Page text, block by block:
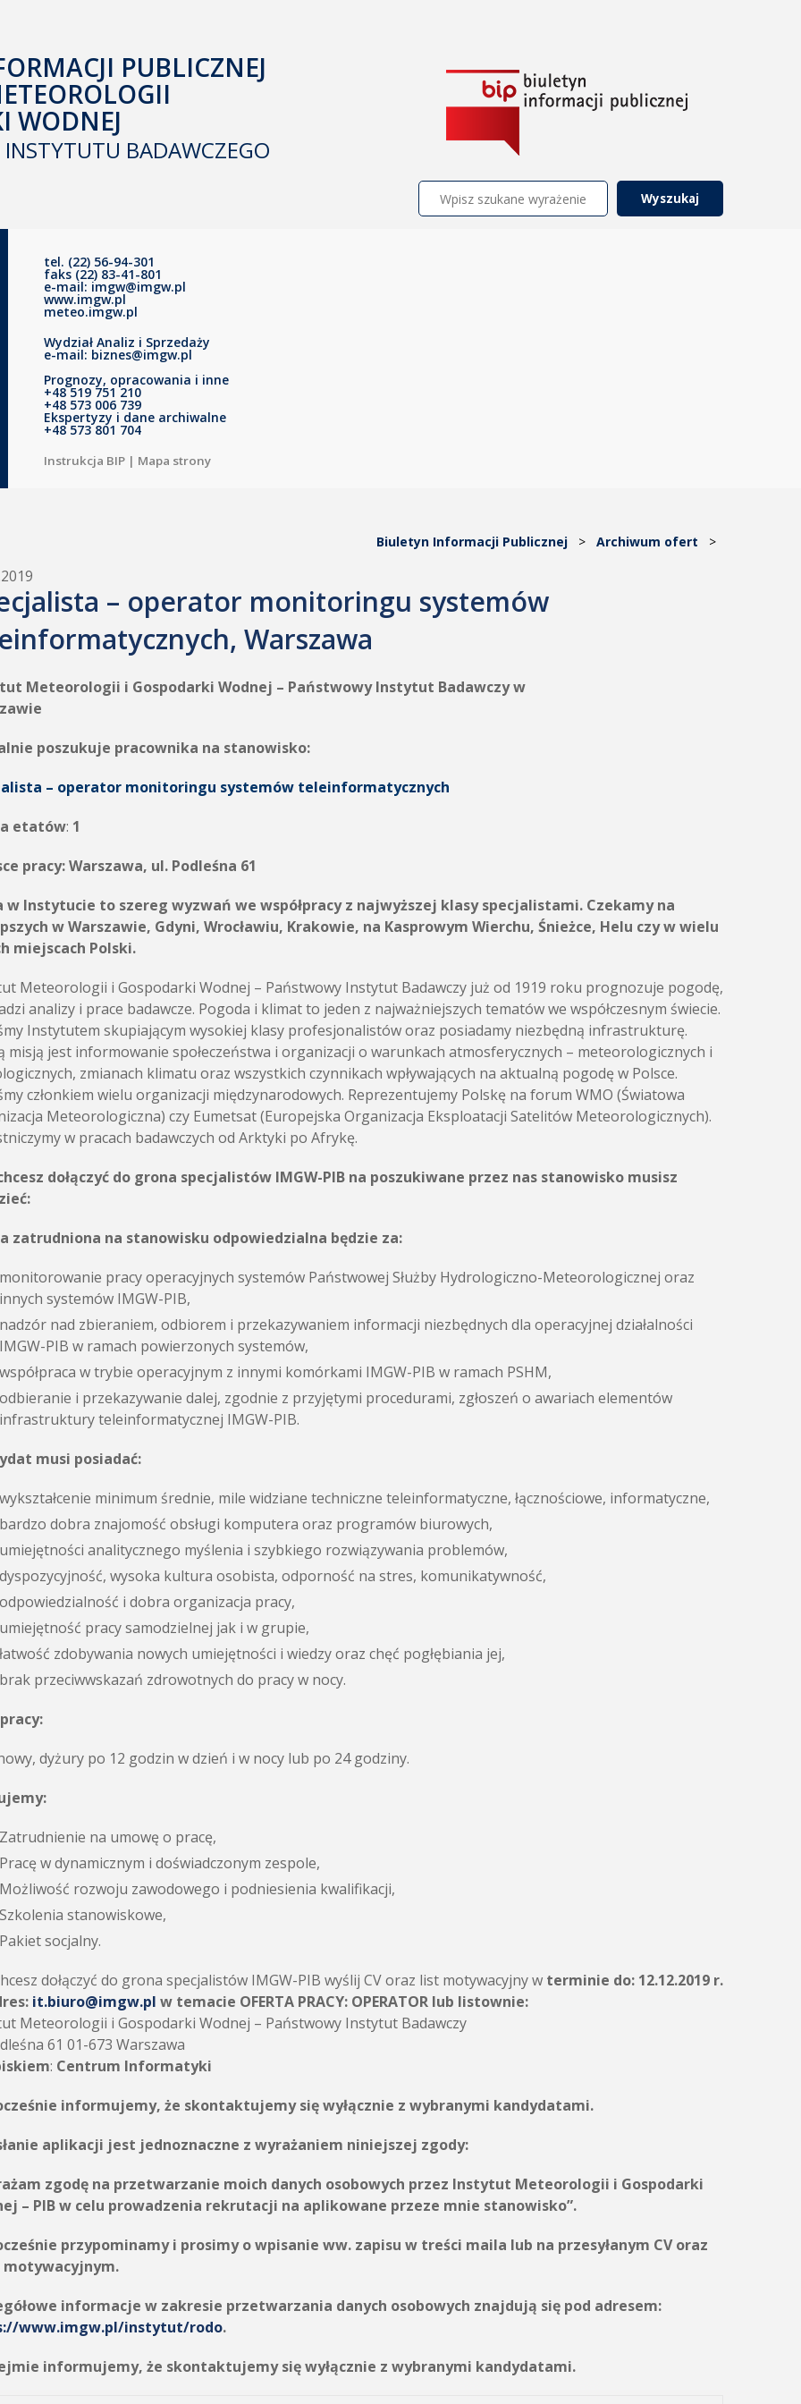
PUBLICZNEJ
WODNEJ
BADAWCZEGO
Szukaj:
tel. (22) 56-94-301
faks (22) 83-41-801
e-mail: imgw@imgw.pl
www.imgw.pl
meteo.imgw.pl
Wydział Analiz i Sprzedaży
e-mail: biznes@imgw.pl
Prognozy, opracowania i inne
+48 519 751 210
+48 573 006 739
Ekspertyzy i dane archiwalne
+48 573 801 704
Instrukcja BIP | Mapa strony
Biuletyn Informacji Publicznej > Archiwum ofert >
– operator monitoringu systemów
Warszawa
Meteorologii i Gospodarki Wodnej – Państwowy Instytut Badawczy w
poszukuje pracownika na stanowisko:
– operator monitoringu systemów teleinformatycznych
etatów: 1
pracy:Warszawa, ul. Podleśna 61
w Instytucie to szereg wyzwań we współpracy z najwyższej klasy specjalistami. Czekamy na
w Warszawie, Gdyni, Wrocławiu, Krakowie, na Kasprowym Wierchu, Śnieżce, Helu czy w wielu
miejscach Polski.
Meteorologii i Gospodarki Wodnej – Państwowy Instytut Badawczy już od 1919 roku prognozuje pogodę,
analizy i prace badawcze. Pogoda i klimat to jeden z najważniejszych tematów we współczesnym świecie.
Instytutem skupiającym wysokiej klasy profesjonalistów oraz posiadamy niezbędną infrastrukturę.
misją jest informowanie społeczeństwa i organizacji o warunkach atmosferycznych – meteorologicznych i
zmianach klimatu oraz wszystkich czynnikach wpływających na aktualną pogodę w Polsce.
członkiem wielu organizacji międzynarodowych. Reprezentujemy Polskę na forum WMO (Światowa
Meteorologiczna) czy Eumetsat (Europejska Organizacja Eksploatacji Satelitów Meteorologicznych).
w pracach badawczych od Arktyki po Afrykę.
dołączyć do grona specjalistów IMGW-PIB na poszukiwane przez nas stanowisko musisz
zatrudniona na stanowisku odpowiedzialna będzie za:
monitorowanie pracy operacyjnych systemów Państwowej Służby Hydrologiczno-Meteorologicznej oraz
innych systemów IMGW-PIB,
nadzór nad zbieraniem, odbiorem i przekazywaniem informacji niezbędnych dla operacyjnej działalności
IMGW-PIB w ramach powierzonych systemów,
współpraca w trybie operacyjnym z innymi komórkami IMGW-PIB w ramach PSHM,
odbieranie i przekazywanie dalej, zgodnie z przyjętymi procedurami, zgłoszeń o awariach elementów
infrastruktury teleinformatycznej IMGW-PIB.
musi posiadać:
wykształcenie minimum średnie, mile widziane techniczne teleinformatyczne, łącznościowe, informatyczne,
bardzo dobra znajomość obsługi komputera oraz programów biurowych,
umiejętności analitycznego myślenia i szybkiego rozwiązywania problemów,
dyspozycyjność, wysoka kultura osobista, odporność na stres, komunikatywność,
odpowiedzialność i dobra organizacja pracy,
umiejętność pracy samodzielnej jak i w grupie,
łatwość zdobywania nowych umiejętności i wiedzy oraz chęć pogłębiania jej,
brak przeciwwskazań zdrowotnych do pracy w nocy.
dyżury po 12 godzin w dzień i w nocy lub po 24 godziny.
Zatrudnienie na umowę o pracę,
Pracę w dynamicznym i doświadczonym zespole,
Możliwość rozwoju zawodowego i podniesienia kwalifikacji,
Szkolenia stanowiskowe,
Pakiet socjalny.
dołączyć do grona specjalistów IMGW-PIB wyślij CV oraz list motywacyjny w terminie do: 12.12.2019 r.
it.biuro@imgw.pl w temacie OFERTA PRACY: OPERATOR lub listownie:
Meteorologii i Gospodarki Wodnej – Państwowy Instytut Badawczy
61 01-673 Warszawa
: Centrum Informatyki
informujemy, że skontaktujemy się wyłącznie z wybranymi kandydatami.
aplikacji jest jednoznaczne z wyrażaniem niniejszej zgody:
zgodę na przetwarzanie moich danych osobowych przez Instytut Meteorologii i Gospodarki
– PIBw celu prowadzenia rekrutacji na aplikowane przeze mnie stanowisko”.
przypominamy i prosimy o wpisanie ww. zapisu w treści maila lub na przesyłanym CV oraz
motywacyjnym.
informacje w zakresie przetwarzania danych osobowych znajdują się pod adresem:
www.imgw.pl/instytut/rodo.
informujemy, że skontaktujemy się wyłącznie z wybranymi kandydatami.